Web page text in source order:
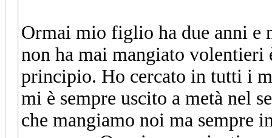
Ormai mio figlio ha due anni e
non ha mai mangiato volentieri
principio. Ho cercato in tutti i
mi è sempre uscito a metà nel
che mangiamo noi ma sempre